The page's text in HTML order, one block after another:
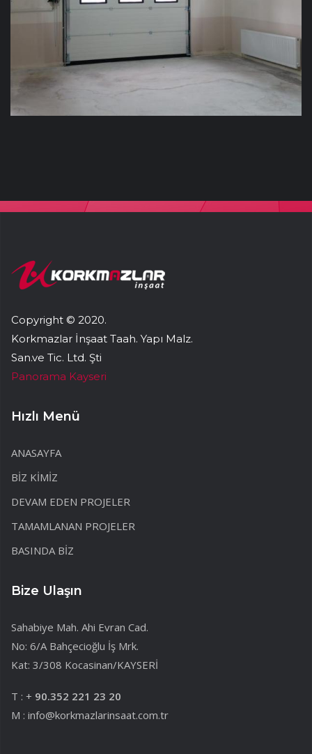
Copyright © 2020.
Korkmazlar İnşaat Taah. Yapı Malz.
San.ve Tic. Ltd. Şti
Panorama Kayseri
Hızlı Menü
ANASAYFA
BİZ KİMİZ
DEVAM EDEN PROJELER
TAMAMLANAN PROJELER
BASINDA BİZ
Bize Ulaşın
Sahabiye Mah. Ahi Evran Cad.
No: 6/A Bahçecioğlu İş Mrk.
Kat: 3/308 Kocasinan/KAYSERİ
T : + 90.352 221 23 20
M : info@korkmazlarinsaat.com.tr